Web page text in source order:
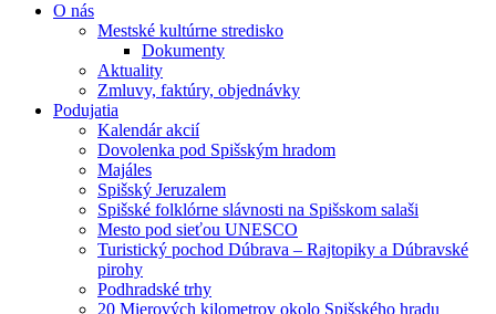
O nás
Mestské kultúrne stredisko
Dokumenty
Aktuality
Zmluvy, faktúry, objednávky
Podujatia
Kalendár akcií
Dovolenka pod Spišským hradom
Majáles
Spišský Jeruzalem
Spišské folklórne slávnosti na Spišskom salaši
Mesto pod sieťou UNESCO
Turistický pochod Dúbrava – Rajtopiky a Dúbravské
pirohy
Podhradské trhy
20 Mierových kilometrov okolo Spišského hradu